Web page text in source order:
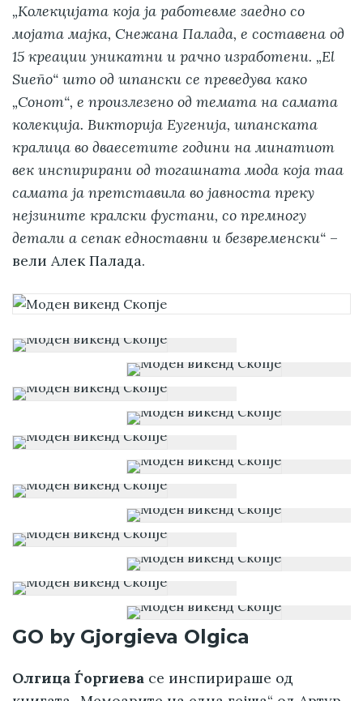
„Колекцијата која ја работевме заедно со
мојата мајка, Снежана Палада, е составена од
15 креации уникатни и рачно изработени. „El
Suеñо“ што од шпански се преведува како
„Сонот“, е произлезено од темата на самата
колекција. Викторија Еугенија, шпанската
кралица во дваесетите години на минатиот
век инспирирани од тогашната мода која таа
самата ја претставила во јавноста преку
нејзините кралски фустани, со премногу
детали а сепак едноставни и безвременски“ –
вели Алек Палада.
GO by Gjorgieva Olgica
Олгица Ѓоргиева се инспирираше од